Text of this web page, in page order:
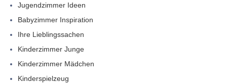
Jugendzimmer Ideen
Babyzimmer Inspiration
Ihre Lieblingssachen
Kinderzimmer Junge
Kinderzimmer Mädchen
Kinderspielzeug